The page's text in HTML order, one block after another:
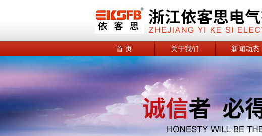
首 页 关于我们 新闻动态